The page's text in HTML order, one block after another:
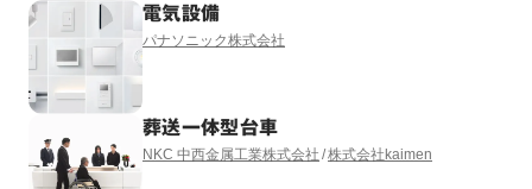
電気設備
パナソニック株式会社
葬送一体型台車
NKC 中西金属工業株式会社 株式会社kaimen